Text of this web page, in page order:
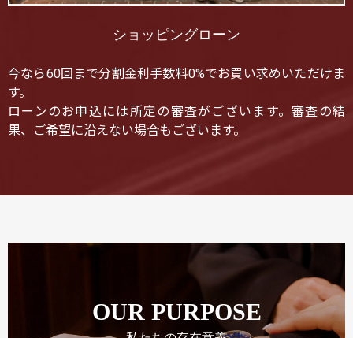
ショッピングローン
今なら60回まで分割金利手数料0%でお買い求めいただけま
す。
ローンのお申込には所定の審査がございます。審査の結
果、ご希望に沿えない場合もございます。
OUR PURPOSE